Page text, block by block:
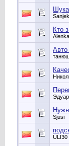
Sanjek
Кто
Alenka
Авто
Sjusi
ULI30